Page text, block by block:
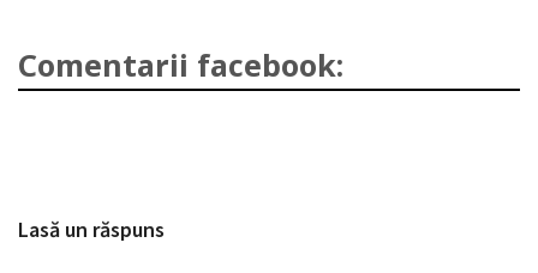
Comentarii facebook:
Lasă un răspuns